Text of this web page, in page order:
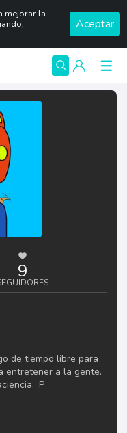
mejorar la
Aceptar
9
de tiempo libre para
entretener a la gente.
:P